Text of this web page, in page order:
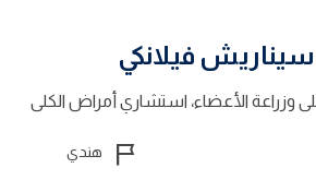
وزراعة الأعضاء، استشاري أمراض الكلى
flag_2 هندي